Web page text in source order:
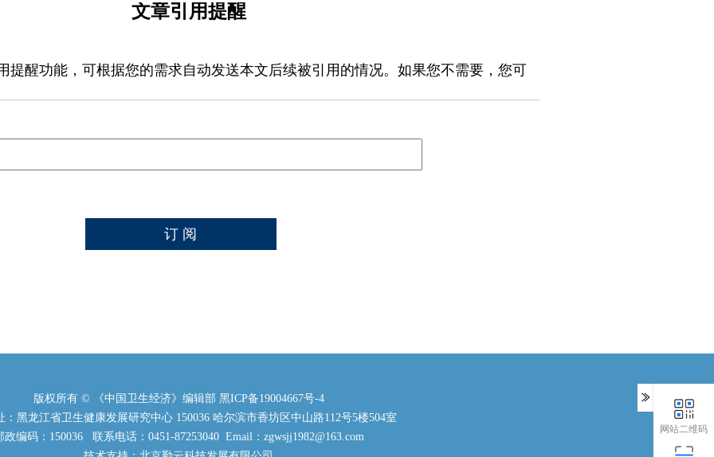
文章引用提醒
提醒功能，可根据您的需求自动发送本文后续被引用的情况。如果您不需要，您可
版权所有 © 《中国卫生经济》编辑部 黑ICP备19004667号-4
：黑龙江省卫生健康发展研究中心 150036 哈尔滨市香坊区中山路112号5楼504室
政编码：150036 联系电话：0451-87253040 Email：zgwsjj1982@163.com
网站二维码